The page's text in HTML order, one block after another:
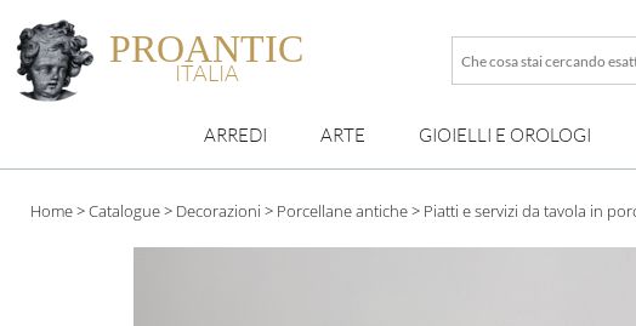
PROANTIC
ITALIA
Che
cercando
esattamente
ARREDI ARTE GIOIELLI E OROLOGI
Home>Catalogue> Decorazioni > Porcellane antiche> Piatti e servizi da tavola in